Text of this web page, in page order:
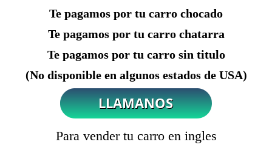
Te pagamos por tu carro chocado
Te pagamos por tu carro chatarra
Te pagamos por tu carro sin titulo
(No disponible en algunos estados de USA)
Para vender tu carro en ingles